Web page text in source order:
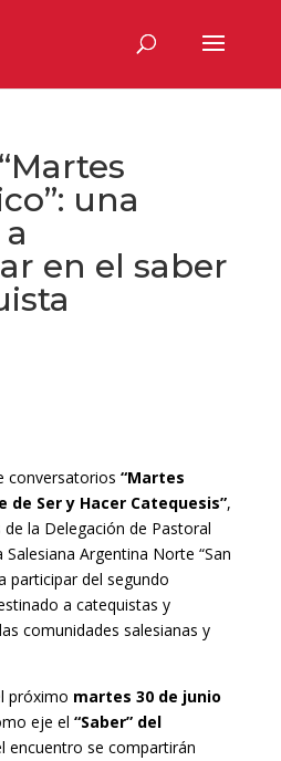
una
en el saber
conversatorios “Martes
de Ser y Hacer Catequesis”,
la Delegación de Pastoral
Salesiana Argentina Norte “San
participar del segundo
a catequistas y
comunidades salesianas y
próximo martes 30 de junio
eje el “Saber” del
encuentro se compartirán